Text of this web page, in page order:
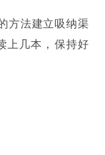
方法建立吸纳渠
上几本，保持好